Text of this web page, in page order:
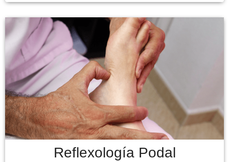
Reflexología Podal